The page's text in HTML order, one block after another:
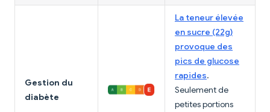
Gestion du
diabète
La teneur élevée
en sucre (22g)
provoque des
pics de glucose
rapides.
Seulement de
petites portions